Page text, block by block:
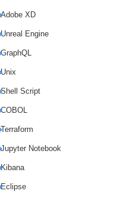
Adobe XD
Unreal Engine
GraphQL
Unix
Shell Script
COBOL
Terraform
Jupyter Notebook
Kibana
Eclipse